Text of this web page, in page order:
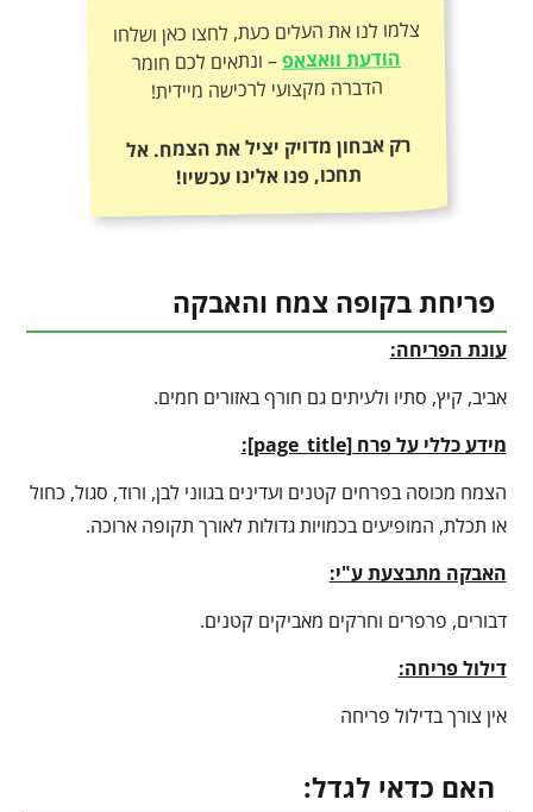
צלמו לנו את העלים כעת, לחצו כאן ושלחו
הודעת וואצאפ– ונתאים לכם חומר
הדברה מקצועי לרכישה מיידית!
רק אבחון מדויק יציל את הצמח. אל
תחכו, פנו אלינו עכשיו!
פריחת בקופה צמח והאבקה
עונת הפריחה:
אביב, קיץ, סתיו ולעיתים גם חורף באזורים חמים.
מידע כללי על פרח [page_title
]:
הצמח מכוסה בפרחים קטנים ועדינים בגווני לבן, ורוד, סגול, כחול
או תכלת, המופיעים בכמויות גדולות לאורך תקופה ארוכה.
האבקה מתבצעת ע"י:
דבורים, פרפרים וחרקים מאביקים קטנים.
דילול פריחה:
אין צורך בדילול פריחה
האם כדאי לגדל: